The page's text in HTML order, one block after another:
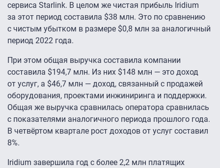
сервиса Starlink. В целом же чистая прибыль Iridium
за этот период составила $38 млн. Это по сравнению
с чистым убытком в размере $0,8 млн за аналогичный
период 2022 года.
При этом общая выручка составила компании
составила $194,7 млн. Из них $148 млн — это доход
от услуг, а $46,7 млн — доход, связанный с продажей
оборудования, проектами инжиниринга и поддержки.
Общая же выручка сравнилась оператора сравнилась
с показателями аналогичного периода прошлого года.
В четвёртом квартале рост доходов от услуг составил
8%.
Iridium завершила год с более 2,2 млн платящих